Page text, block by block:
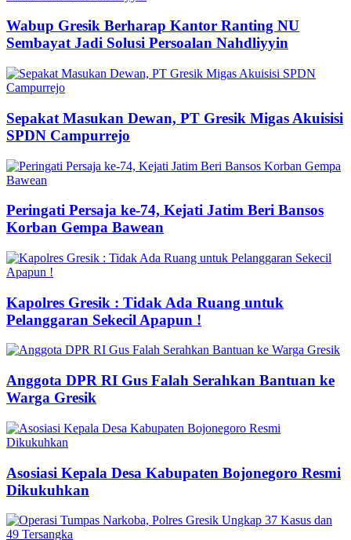
Wabup Gresik Berharap Kantor Ranting NU
Sembayat Jadi Solusi Persoalan Nahdliyyin
Sepakat Masukan Dewan, PT Gresik Migas Akuisisi
SPDN Campurrejo
Peringati Persaja ke-74, Kejati Jatim Beri Bansos
Korban Gempa Bawean
Kapolres Gresik : Tidak Ada Ruang untuk
Pelanggaran Sekecil Apapun !
Anggota DPR RI Gus Falah Serahkan Bantuan ke
Warga Gresik
Asosiasi Kepala Desa Kabupaten Bojonegoro Resmi
Dikukuhkan